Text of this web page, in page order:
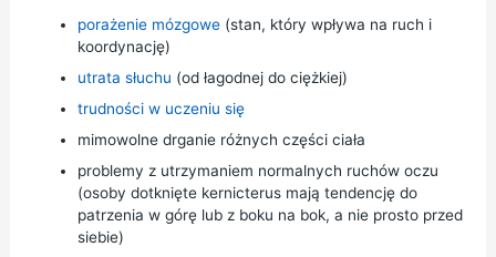
porażenie mózgowe(stan, który wpływa na ruch i
koordynację)
utrata słuchu (od łagodnej do ciężkiej)
trudności w uczeniu się
mimowolne drganie różnych części ciała
problemy z utrzymaniem normalnych ruchów oczu
(osoby dotknięte kernicterus mają tendencję do
patrzenia w górę lub z boku na bok, a nie prosto przed
siebie)